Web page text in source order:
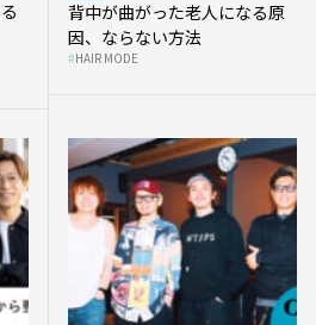
背中が曲がった老人になる原
因、ならない方法
HAIR MODE